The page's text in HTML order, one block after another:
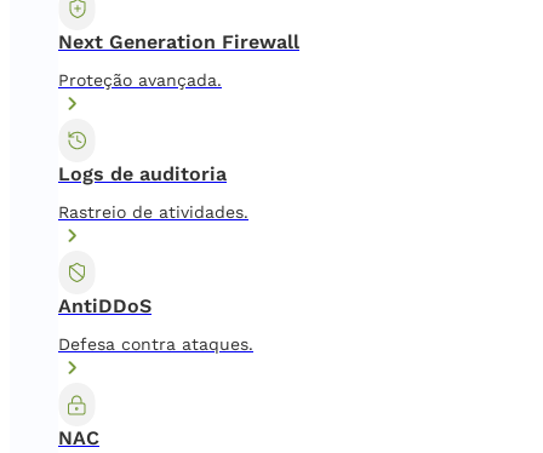
Next Generation Firewall
Proteção avançada.
Logs de auditoria
Rastreio de atividades.
AntiDDoS
Defesa contra ataques.
NAC